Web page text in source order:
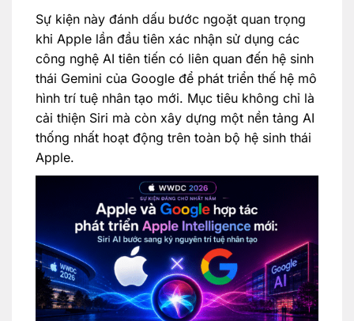
Sự kiện này đánh dấu bước ngoặt quan trọng
khi Apple lần đầu tiên xác nhận sử dụng các
công nghệ AI tiên tiến có liên quan đến hệ sinh
thái Gemini của Google để phát triển thế hệ mô
hình trí tuệ nhân tạo mới. Mục tiêu không chỉ là
cải thiện Siri mà còn xây dựng một nền tảng AI
thống nhất hoạt động trên toàn bộ hệ sinh thái
Apple.